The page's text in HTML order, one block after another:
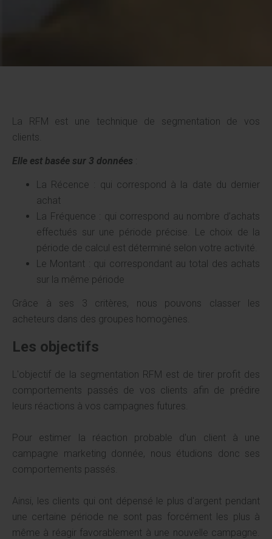
La RFM est une technique de segmentation de vos
clients.
Elle est basée sur 3 données :
La Récence : qui correspond à la date du dernier
achat
La Fréquence : qui correspond au nombre d’achats
effectués sur une période précise. Le choix de la
période de calcul est déterminé selon votre activité.
Le Montant : qui correspondant au total des achats
sur la même période
Grâce à ses 3 critères, nous pouvons classer les
acheteurs dans des groupes homogènes.
Les objectifs
L'objectif de la segmentation RFM est de tirer profit des
comportements passés de vos clients afin de prédire
leurs réactions à vos campagnes futures.
Pour estimer la réaction probable d'un client à une
campagne marketing donnée, nous étudions donc ses
comportements passés.
Ainsi, les clients qui ont dépensé le plus d'argent pendant
une certaine période ne sont pas forcément les plus à
même à réagir favorablement à une nouvelle campagne.